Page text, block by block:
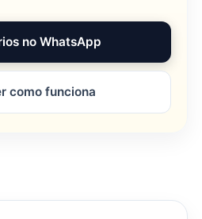
no WhatsApp
como funciona